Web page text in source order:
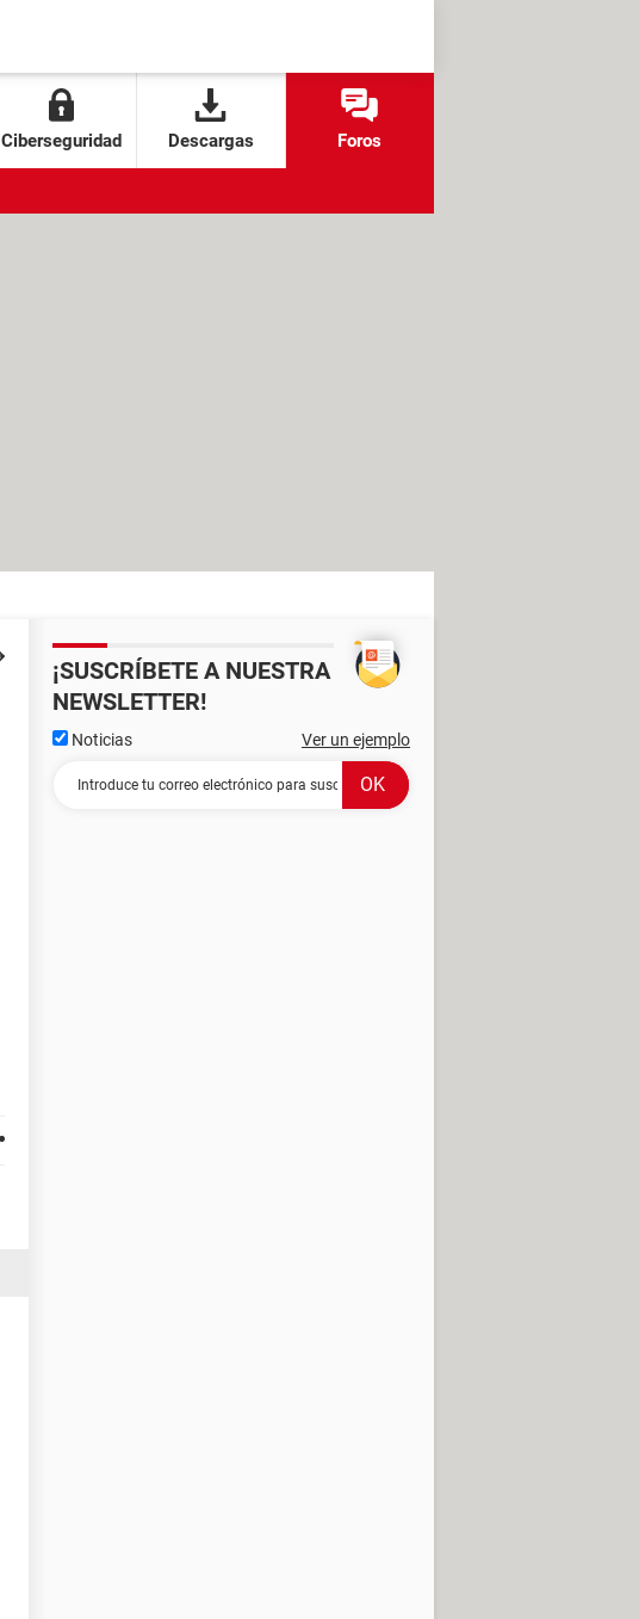
Ciberseguridad Descargas Foros
¡SUSCRÍBETE A NUESTRA
NEWSLETTER!
Noticias Ver un ejemplo